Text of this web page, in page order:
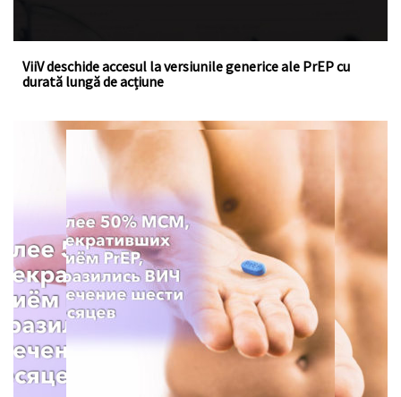
ViiV deschide accesul la versiunile generice ale PrEP cu
durată lungă de acțiune
Для анализа использовались данные опроса с 2013 по
2021 год, проведённого Департаментом
общественного здравоохранения в штате Вашингтон.